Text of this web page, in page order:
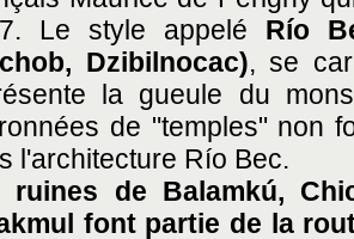
Le style appelé Río
Dzibilnocac), se
la gueule du
de "temples" non
l'architecture Río Bec.
ruines de Balamkú,
font partie de la